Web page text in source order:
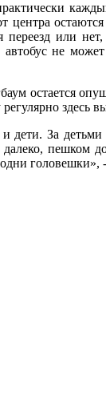
центра
или
не
остается
здесь
За
головешки»,